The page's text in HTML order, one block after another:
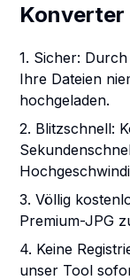
Konverter
1. Sicher:
Ihre Dateien
hochgeladen.
2. Blitzschnell:
3. Völlig
Premium-JPG
4. Keine
unser Tool